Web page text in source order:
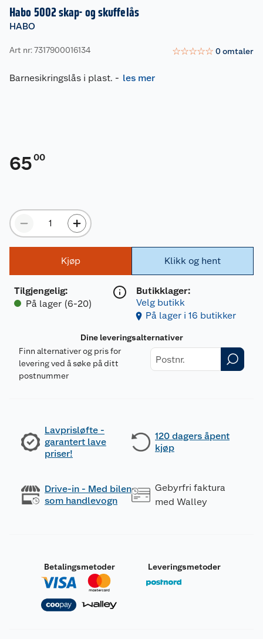
Habo 5002 skap- og skuffelås
HABO
Art nr: 7317900016134 ☆☆☆☆☆ 0omtaler
Barnesikringslås i plast. - les mer
6500
Kjøp
Tilgjengelig:
På lager (6-20)
Klikk og hent
Butikklager:
Velg butikk
På lager i 16 butikker
Dine leveringsalternativer
Finn alternativer og pris for
levering ved å søke på ditt
postnummer
Lavprisløfte -
garantert lave
priser!
120 dagers åpent
kjøp
Drive-in - Med bilen
som handlevogn
Gebyrfri faktura
med Walley
Betalingsmetoder Leveringsmetoder